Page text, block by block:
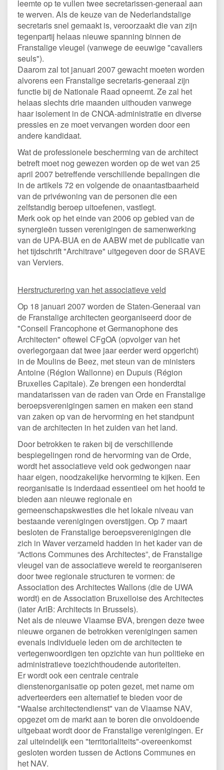
leemte op te vullen twee secretarissen-generaal aan
te werven. Als de keuze van de Nederlandstalige
secretaris snel gemaakt is, veroorzaakt die van zijn
tegenpartij helaas nieuwe spanning binnen de
Franstalige vleugel (vanwege de eeuwige "cavaliers
seuls").
Daarom zal tot januari 2007 gewacht moeten worden
alvorens een Franstalige secretaris-generaal zijn
functie bij de Nationale Raad opneemt. Ze zal het
helaas slechts drie maanden uithouden vanwege
haar isolement in de CNOA-administratie en diverse
pressies en ze moet vervangen worden door een
andere kandidaat.
Wat de professionele bescherming van de architect
betreft moet nog gewezen worden op de wet van 25
april 2007 betreffende verschillende bepalingen die
in de artikels 72 en volgende de onaantastbaarheid
van de privéwoning van de personen die een
zelfstandig beroep uitoefenen, vastlegt.
Merk ook op het einde van 2006 op gebied van de
synergieën tussen verenigingen de samenwerking
van de UPA-BUA en de AABW met de publicatie van
het tijdschrift "Architrave" uitgegeven door de SRAVE
van Verviers.
Herstructurering van het associatieve veld
Op 18 januari 2007 worden de Staten-Generaal van
de Franstalige architecten georganiseerd door de
"Conseil Francophone et Germanophone des
Architecten" oftewel CFgOA (opvolger van het
overlegorgaan dat twee jaar eerder werd opgericht)
in de Moulins de Beez, met steun van de ministers
Antoine (Région Wallonne) en Dupuis (Région
Bruxelles Capitale). Ze brengen een honderdtal
mandatarissen van de raden van Orde en Franstalige
beroepsverenigingen samen en maken een stand
van zaken op van de hervorming en het standpunt
van de architecten in het zuiden van het land.
Door betrokken te raken bij de verschillende
bespiegelingen rond de hervorming van de Orde,
wordt het associatieve veld ook gedwongen naar
haar eigen, noodzakelijke hervorming te kijken. Een
reorganisatie is inderdaad essentieel om het hoofd te
bieden aan nieuwe regionale en
gemeenschapskwesties die het lokale niveau van
bestaande verenigingen overstijgen. Op 7 maart
besloten de Franstalige beroepsverenigingen die
zich in Waver verzameld hadden in het kader van de
“Actions Communes des Architectes”, de Franstalige
vleugel van de associatieve wereld te reorganiseren
door twee regionale structuren te vormen: de
Association des Architectes Wallons (die de UWA
wordt) en de Association Bruxelloise des Architectes
(later AriB: Architects in Brussels).
Net als de nieuwe Vlaamse BVA, brengen deze twee
nieuwe organen de betrokken verenigingen samen
evenals individuele leden om de architecten te
vertegenwoordigen ten opzichte van hun politieke en
administratieve toezichthoudende autoriteiten.
Er wordt ook een centrale centrale
dienstenorganisatie op poten gezet, met name om
adverteerders een alternatief te bieden voor de
"Waalse architectendienst" van de Vlaamse NAV,
opgezet om de markt aan te boren die onvoldoende
uitgebaat wordt door de Franstalige verenigingen. Er
zal uiteindelijk een "territorialiteits"-overeenkomst
gesloten worden tussen de Actions Communes en
het NAV.